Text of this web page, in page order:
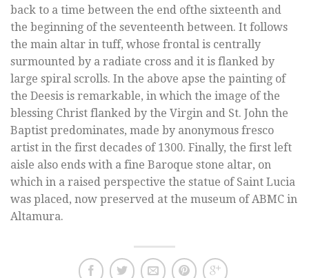
back to a time between the end ofthe sixteenth and
the beginning of the seventeenth between. It follows
the main altar in tuff, whose frontal is centrally
surmounted by a radiate cross and it is flanked by
large spiral scrolls. In the above apse the painting of
the Deesis is remarkable, in which the image of the
blessing Christ flanked by the Virgin and St. John the
Baptist predominates, made by anonymous fresco
artist in the first decades of 1300. Finally, the first left
aisle also ends with a fine Baroque stone altar, on
which in a raised perspective the statue of Saint Lucia
was placed, now preserved at the museum of ABMC in
Altamura.